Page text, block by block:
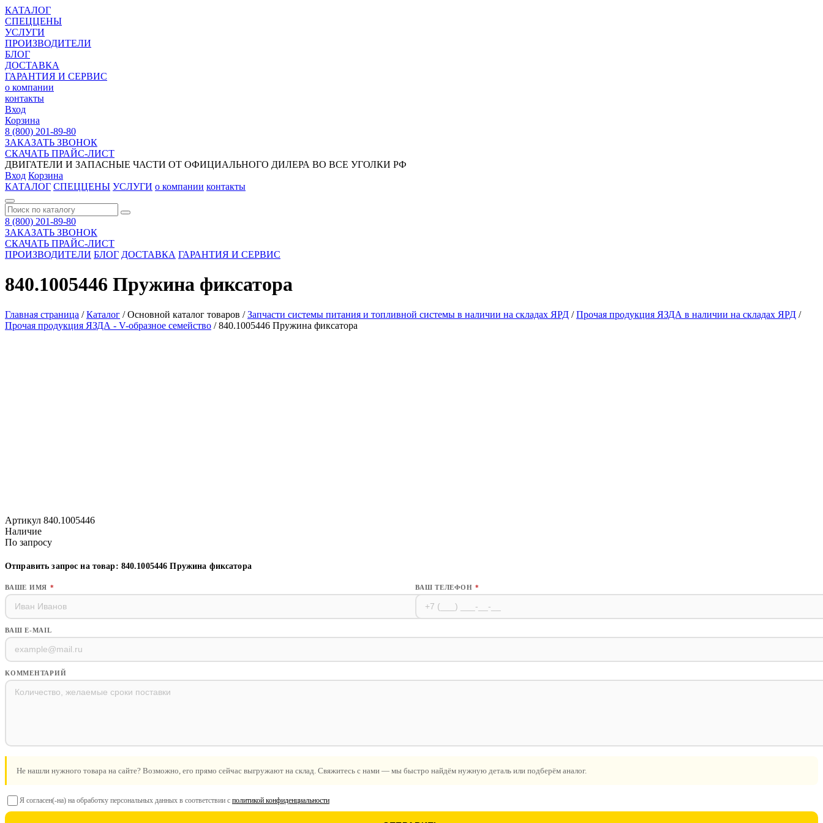
КАТАЛОГ
СПЕЦЦЕНЫ
УСЛУГИ
ПРОИЗВОДИТЕЛИ
БЛОГ
ДОСТАВКА
ГАРАНТИЯ И СЕРВИС
о компании
контакты
Вход
Корзина
8 (800) 201-89-80
ЗАКАЗАТЬ ЗВОНОК
СКАЧАТЬ ПРАЙС-ЛИСТ
ДВИГАТЕЛИ И ЗАПАСНЫЕ ЧАСТИ ОТ ОФИЦИАЛЬНОГО ДИЛЕРА ВО ВСЕ УГОЛКИ РФ
Вход Корзина
КАТАЛОГ СПЕЦЦЕНЫ УСЛУГИ о компании контакты
8 (800) 201-89-80
ЗАКАЗАТЬ ЗВОНОК
СКАЧАТЬ ПРАЙС-ЛИСТ
ПРОИЗВОДИТЕЛИ БЛОГ ДОСТАВКА ГАРАНТИЯ И СЕРВИС
840.1005446 Пружина фиксатора
Главная страница /Каталог /Основной каталог товаров /Запчасти системы питания и топливной системы в наличии на складах ЯРД /Прочая продукция ЯЗДА в наличии на складах ЯРД /
Прочая продукция ЯЗДА - V-образное семейство /840.1005446 Пружина фиксатора
Артикул 840.1005446
Наличие
По запросу
Отправить запрос на товар: 840.1005446 Пружина фиксатора
ВАШЕ ИМЯ * ВАШ ТЕЛЕФОН *
ВАШ E-MAIL
КОММЕНТАРИЙ
Не нашли нужного товара на сайте? Возможно, его прямо сейчас выгружают на склад. Свяжитесь с нами — мы быстро найдём нужную деталь или подберём аналог.
Я согласен(-на) на обработку персональных данных в соответствии с политикой конфиденциальности